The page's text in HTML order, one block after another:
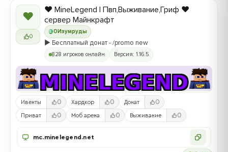
❤
0
0 Изумруды
❤️ MineLegend | Пвп,Выживание,Гриф ❤️
сервер Майнкрафт
▶️ Бесплатный донат - /promo new
828 игроков онлайн Версия: 1.16.5
Ивенты 0 Хардкор 0 Донат 0
Приват 0 Моб арена 0 Выживание 0
mc.minelegend.net